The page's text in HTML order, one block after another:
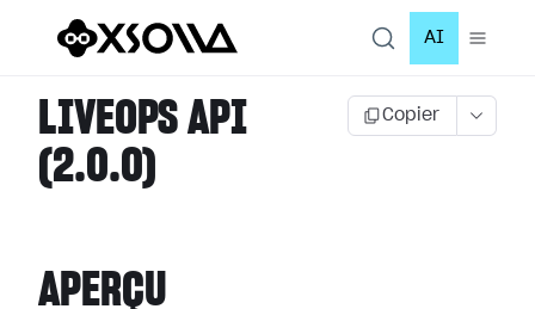
AI
LIVEOPS API
(2.0.0)
Copier
APERÇU